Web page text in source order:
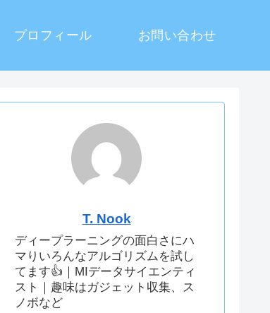
プロフィール お問い合わせ
T. Nook
ディープラーニングの面白さにハ
マりいろんなアルゴリズムを試し
てます👍｜MIデータサイエンティ
スト｜趣味はガジェット収集、ス
ノボなど